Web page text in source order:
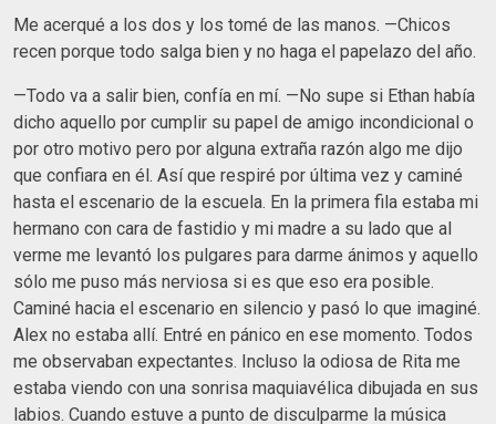
Me acerqué a los dos y los tomé de las manos. —Chicos
recen porque todo salga bien y no haga el papelazo del año.
—Todo va a salir bien, confía en mí. —No supe si Ethan había
dicho aquello por cumplir su papel de amigo incondicional o
por otro motivo pero por alguna extraña razón algo me dijo
que confiara en él. Así que respiré por última vez y caminé
hasta el escenario de la escuela. En la primera fila estaba mi
hermano con cara de fastidio y mi madre a su lado que al
verme me levantó los pulgares para darme ánimos y aquello
sólo me puso más nerviosa si es que eso era posible.
Caminé hacia el escenario en silencio y pasó lo que imaginé.
Alex no estaba allí. Entré en pánico en ese momento. Todos
me observaban expectantes. Incluso la odiosa de Rita me
estaba viendo con una sonrisa maquiavélica dibujada en sus
labios. Cuando estuve a punto de disculparme la música